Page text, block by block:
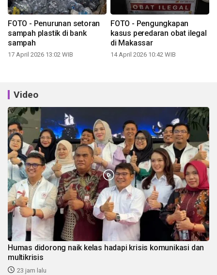
FOTO - Penurunan setoran
sampah plastik di bank
sampah
17 April 2026 13:02 WIB
FOTO - Pengungkapan
kasus peredaran obat ilegal
di Makassar
14 April 2026 10:42 WIB
Video
Humas didorong naik kelas hadapi krisis komunikasi dan
multikrisis
23 jam lalu